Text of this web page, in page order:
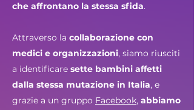
che affrontano la stessa sfida.
Attraverso la collaborazione con
medici e organizzazioni, siamo riusciti
a identificare sette bambini affetti
dalla stessa mutazione in Italia, e
grazie a un gruppo Facebook, abbiamo